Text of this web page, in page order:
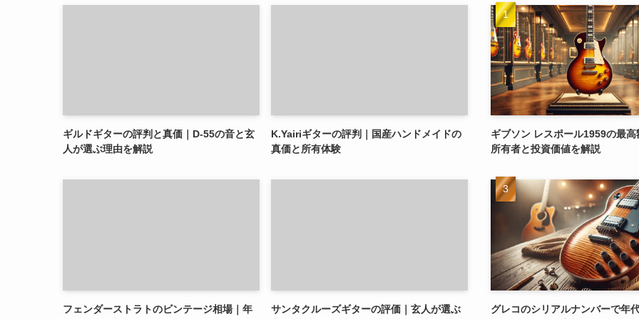
ギルドギターの評判と真価｜D-55の音と玄
人が選ぶ理由を解説
K.Yairiギターの評判｜国産ハンドメイドの
真価と所有体験
フェンダーストラトのビンテージ相場｜年
サンタクルーズギターの評価｜玄人が選ぶ
ギブソン レスポール1959の最高
所有者と投資価値を解説
グレコのシリアルナンバーで年